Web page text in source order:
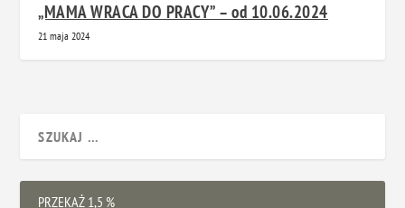
„MAMA WRACA DO PRACY” – od 10.06.2024
21 maja 2024
PRZEKAŻ 1,5 %